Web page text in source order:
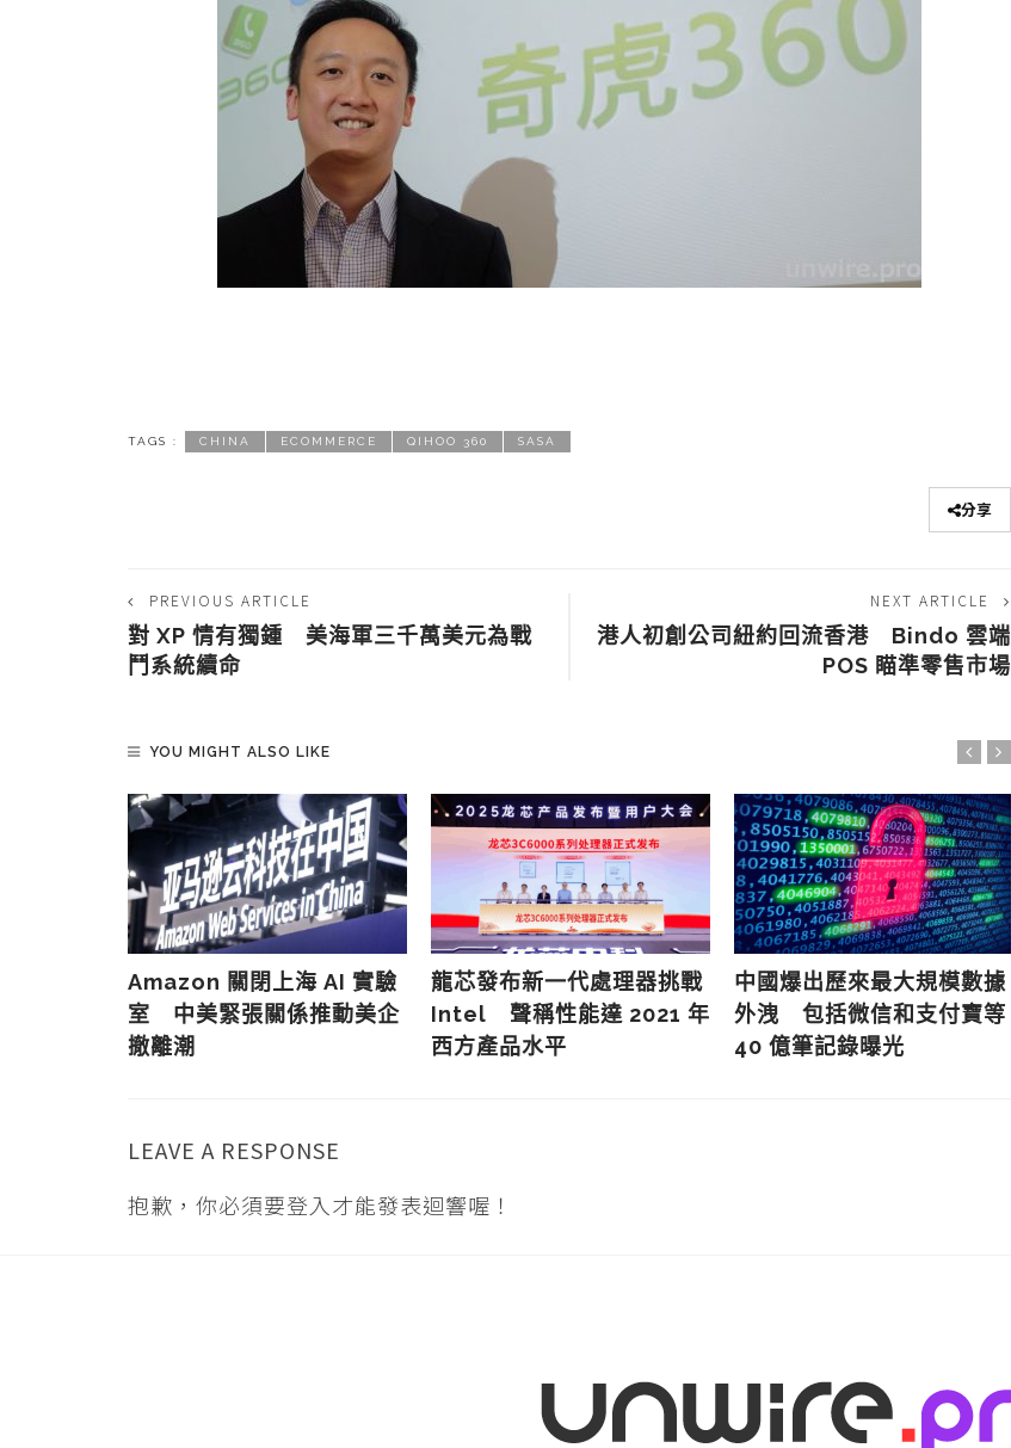
TAGS : CHINA ECOMMERCE QIHOO 360 SASA
分享
PREVIOUS ARTICLE
對 XP 情有獨鍾 美海軍三千萬美元為戰
鬥系統續命
NEXT ARTICLE
港人初創公司紐約回流香港 Bindo 雲端
POS 瞄準零售市場
YOU MIGHT ALSO LIKE
Amazon 關閉上海 AI 實驗
室 中美緊張關係推動美企
撤離潮
龍芯發布新一代處理器挑戰
Intel 聲稱性能達 2021 年
西方產品水平
中國爆出歷來最大規模數據
外洩 包括微信和支付寶等
40 億筆記錄曝光
LEAVE A RESPONSE
抱歉，你必須要登入才能發表迴響喔！